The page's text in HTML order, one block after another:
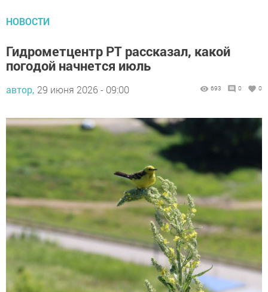
НОВОСТИ
Гидрометцентр РТ рассказал, какой
погодой начнется июль
автор, 29 июня 2026 - 09:00 693 0 0